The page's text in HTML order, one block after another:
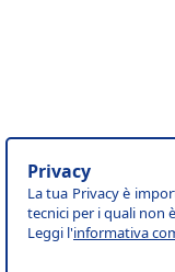
Privacy
La tua Privacy è
tecnici per i quali non
Leggi l'informativa